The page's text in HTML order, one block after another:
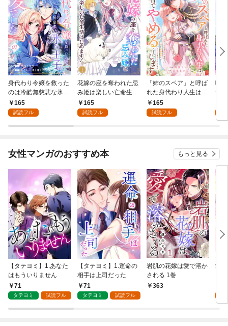
身代わり令嬢を救った
のは冷酷無慈悲な氷の
王子の愛でした１
165
試読フル
花嫁の座を奪われた忌
み姫は楽しい亡命生活
はじめます！１
165
試読フル
「姉のスペア」と呼ば
れた身代わり人生は、
今日でやめることにし
ます～辺境で自由を満
165
試読フル
呪
た
女性マンガのおすすめ本 もっと見る
【タテヨミ】1.あなた
はもういりません
71
タテヨミ 試読フル
【タテヨミ】1.運命の
相手は上司だった
71
タテヨミ 試読フル
岩肌の花嫁は愛で溶か
される 1巻
363
愛